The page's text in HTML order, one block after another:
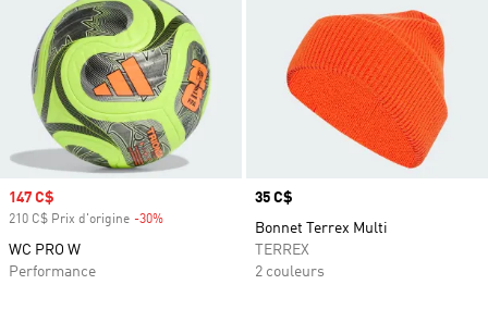
Prix soldé
147 C$
210 C$ Prix d'origine -30%
WC PRO W
Performance
Prix
35 C$
Bonnet Terrex Multi
TERREX
2 couleurs